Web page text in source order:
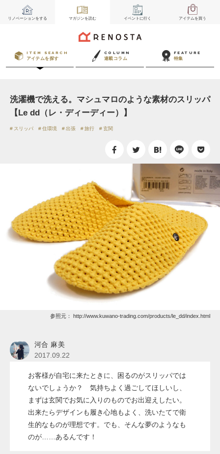
リノベーションをする マガジンを読む イベント に行く アイテムを買う
ITEM SEARCH
アイテムを探す
COLUMN
連載コラム
FEATURE
特集
洗濯機で洗える。マシュマロのような素材のスリッパ
【Le dd（レ・ディーディー）】
スリッパ 住環境 出張 旅行 玄関
参照元： http://www.kuwano-trading.com/products/le_dd/index.html
河合 麻美
2017.09.22
お客様が自宅に来たときに、困るのがスリッパでは
ないでしょうか？ 気持ちよく過ごしてほしいし、
まずは玄関でお気に入りのものでお出迎えしたい。
出来たらデザインも履き心地もよく、洗いたてで衛
生的なものが理想です。でも、そんな夢のようなも
のが……あるんです！